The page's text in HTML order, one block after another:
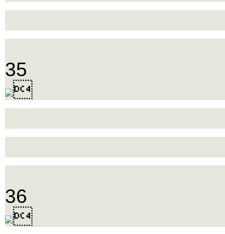
35

36
